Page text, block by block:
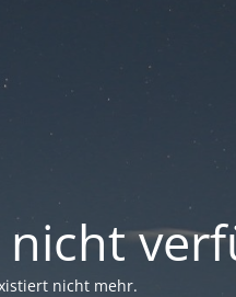
nicht
nicht mehr.